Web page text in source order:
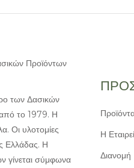
των Δασικών
το 1979. Η
Οι υλοτομίες
Ελλάδας. Η
γίνεται σύμφωνα
Η
Διανομή